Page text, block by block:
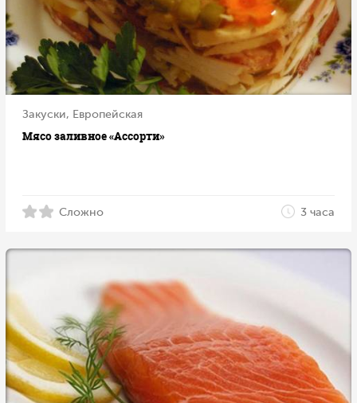
Закуски, Европейская
Мясо заливное «Ассорти»
Сложно 3 часа